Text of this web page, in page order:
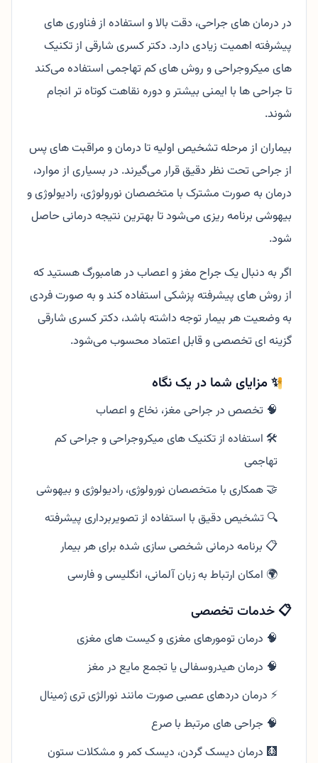
در درمان های جراحی، دقت بالا و استفاده از فناوری های
پیشرفته اهمیت زیادی دارد. دکتر کسری شارقی از تکنیک
های میکروجراحی و روش های کم تهاجمی استفاده می‌کند
تا جراحی ها با ایمنی بیشتر و دوره نقاهت کوتاه تر انجام
شوند.
بیماران از مرحله تشخیص اولیه تا درمان و مراقبت های پس
از جراحی تحت نظر دقیق قرار می‌گیرند. در بسیاری از موارد،
درمان به صورت مشترک با متخصصان نورولوژی، رادیولوژی و
بیهوشی برنامه ریزی می‌شود تا بهترین نتیجه درمانی حاصل
شود.
اگر به دنبال یک جراح مغز و اعصاب در هامبورگ هستید که
از روش های پیشرفته پزشکی استفاده کند و به صورت فردی
به وضعیت هر بیمار توجه داشته باشد، دکتر کسری شارقی
گزینه ای تخصصی و قابل اعتماد محسوب می‌شود.
✨ مزایای شما در یک نگاه
🧠 تخصص در جراحی مغز، نخاع و اعصاب
🛠️ استفاده از تکنیک های میکروجراحی و جراحی کم
تهاجمی
🤝 همکاری با متخصصان نورولوژی، رادیولوژی و بیهوشی
🔍 تشخیص دقیق با استفاده از تصویربرداری پیشرفته
📋 برنامه درمانی شخصی سازی شده برای هر بیمار
🌍 امکان ارتباط به زبان آلمانی، انگلیسی و فارسی
📋 خدمات تخصصی
🧠 درمان تومورهای مغزی و کیست های مغزی
🧠 درمان هیدروسفالی یا تجمع مایع در مغز
⚡ درمان دردهای عصبی صورت مانند نورالژی تری ژمینال
🧠 جراحی های مرتبط با صرع
🩻 درمان دیسک گردن، دیسک کمر و مشکلات ستون